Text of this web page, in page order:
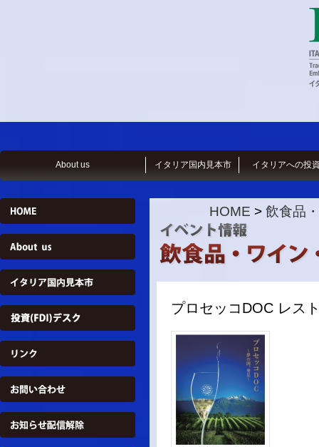
About us イタリア国内見本市 イタリアへの投
HOME > 飲食品
プロセッコDOC レス